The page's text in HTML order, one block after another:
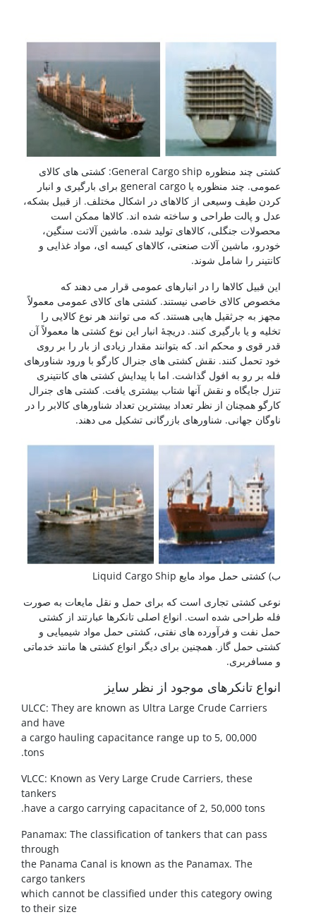
کشتی چند منظوره General Cargo ship: کشتی های کالای
عمومی. چند منظوره یا general cargo برای بارگیری و انبار
کردن طیف وسیعی از کالاهای در اشکال مختلف. از قبیل بشکه،
عدل و پالت طراحی و ساخته شده اند. کالاها ممکن است
محصولات جنگلی، کالاهای تولید شده. ماشین آلاتت سنگین،
خودرو، ماشین آلات صنعتی، کالاهای کیسه ای، مواد غذایی و
کانتینر را شامل شوند.
این قبیل کالاها را در انبارهای عمومی قرار می دهند که
مخصوص کالای خاصی نیستند. کشتی های کالای عمومی معمولاً
مجهز به جرثقیل هایی هستند. که می توانند هر نوع کالایی را
تخلیه و یا بارگیری کنند. دریچۀ انبار این نوع کشتی ها معمولاً آن
قدر قوی و محکم اند. که بتوانند مقدار زیادی از بار را بر روی
خود تحمل کنند. نقش کشتی های جنرال کارگو با ورود شناورهای
فله بر رو به افول گذاشت. اما با پیدایش کشتی های کانتینری
تنزل جایگاه و نقش آنها شتاب بیشتری یافت. کشتی های جنرال
کارگو همچنان از نظر تعداد بیشترین تعداد شناورهای کالابر را در
ناوگان جهانی. شناورهای بازرگانی تشکیل می دهند.
ب) کشتی حمل مواد مایع Liquid Cargo Ship
نوعی کشتی تجاری است که برای حمل و نقل مایعات به صورت
فله طراحی شده است. انواع اصلی تانکرها عبارتند از کشتی
حمل نفت و فرآورده های نفتی، کشتی حمل مواد شیمیایی و
کشتی حمل گاز. همچنین برای دیگر انواع کشتی ها مانند خدماتی
و مسافربری.
انواع تانکرهای موجود از نظر سایز
ULCC: They are known as Ultra Large Crude Carriers
and have
a cargo hauling capacitance range up to 5, 00,000
tons.
VLCC: Known as Very Large Crude Carriers, these
tankers
have a cargo carrying capacitance of 2, 50,000 tons.
Panamax: The classification of tankers that can pass
through
the Panama Canal is known as the Panamax. The
cargo tankers
which cannot be classified under this category owing
to their size